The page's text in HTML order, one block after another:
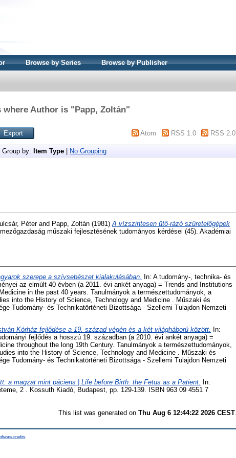
Browse by Series Browse by Publisher
where Author is "Papp, Zoltán"
Atom RSS 1.0 RSS 2.0
Group by: Item Type No Grouping
Péterand Papp, Zoltán (1981) A vízszintesen ütő-rázó szüretelőgépek
műszaki fejlesztésének tudományos kérdései (45). Akadémiai
szerepe a szívsebészet kialakulásában.
In: A tudomány-, technika- és
az elmúlt 40 évben (a 2011. évi ankét anyaga) = Trends and Institutions
in the past 40 years. Tanulmányok a természettudományok, a
into the History of Science, Technology and Medicine . Műszaki és
Tudomány- és Technikatörténeti Bizottsága - Szellemi Tulajdon Nemzeti
Kórház fejlődése a 19. század végén és a két világháború között.
In:
fejlődés a hosszú 19. században (a 2010. évi ankét anyaga) =
throughout the long 19th Century. Tanulmányok a természettudományok,
into the History of Science, Technology and Medicine . Műszaki és
Tudomány- és Technikatörténeti Bizottsága - Szellemi Tulajdon Nemzeti
a magzat mint páciens | Life before Birth: the Fetus as a Patient.
In:
2 . Kossuth Kiadó, Budapest, pp. 129-139. ISBN 963 09 4551 7
This list was generated on Thu Aug 6 12:44:22 2026 CEST
credits